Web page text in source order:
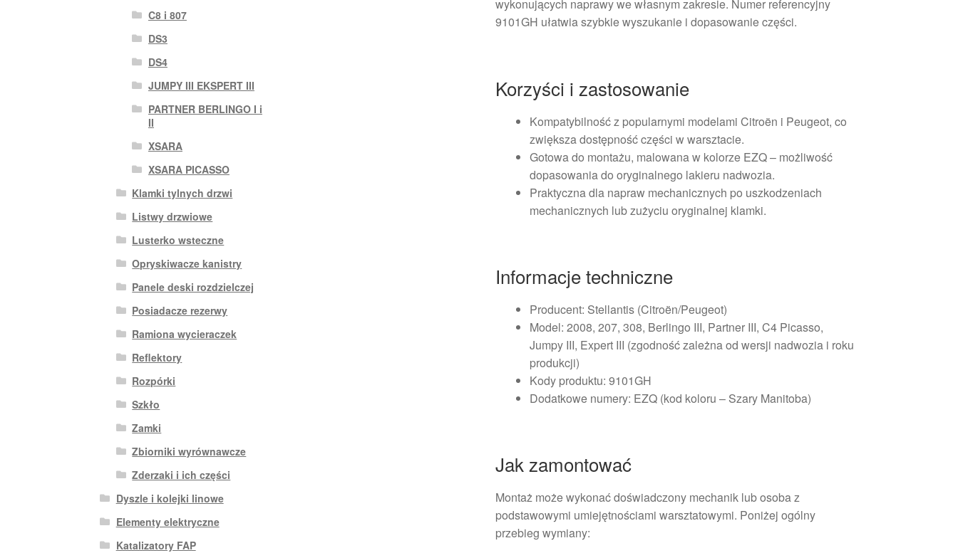
wykonujących naprawy we własnym zakresie. Numer referencyjny
9101GH ułatwia szybkie wyszukanie i dopasowanie części.
Korzyści i zastosowanie
Kompatybilność z popularnymi modelami Citroën i Peugeot, co
zwiększa dostępność części w warsztacie.
Gotowa do montażu, malowana w kolorze EZQ – możliwość
dopasowania do oryginalnego lakieru nadwozia.
Praktyczna dla napraw mechanicznych po uszkodzeniach
mechanicznych lub zużyciu oryginalnej klamki.
Informacje techniczne
Producent: Stellantis (Citroën/Peugeot)
Model: 2008, 207, 308, Berlingo III, Partner III, C4 Picasso,
Jumpy III, Expert III (zgodność zależna od wersji nadwozia i roku
produkcji)
Kody produktu: 9101GH
Dodatkowe numery: EZQ (kod koloru – Szary Manitoba)
Jak zamontować
Montaż może wykonać doświadczony mechanik lub osoba z
podstawowymi umiejętnościami warsztatowymi. Poniżej ogólny
przebieg wymiany:
C8 i 807
DS3
DS4
JUMPY III EKSPERT III
PARTNER BERLINGO I i
II
XSARA
XSARA PICASSO
Klamki tylnych drzwi
Listwy drzwiowe
Lusterko wsteczne
Opryskiwacze kanistry
Panele deski rozdzielczej
Posiadacze rezerwy
Ramiona wycieraczek
Reflektory
Rozpórki
Szkło
Zamki
Zbiorniki wyrównawcze
Zderzaki i ich części
Dyszle i kolejki linowe
Elementy elektryczne
Katalizatory FAP